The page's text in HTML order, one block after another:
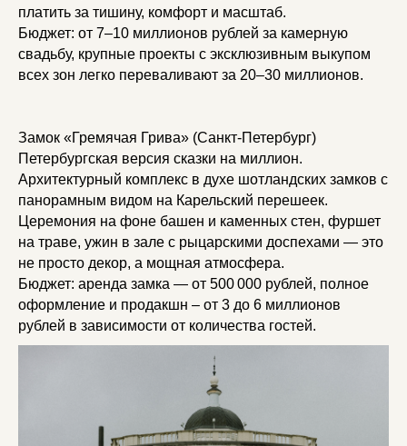
платить за тишину, комфорт и масштаб.
Бюджет: от 7–10 миллионов рублей за камерную
свадьбу, крупные проекты с эксклюзивным выкупом
всех зон легко переваливают за 20–30 миллионов.
Замок «Гремячая Грива» (Санкт-Петербург)
Петербургская версия сказки на миллион.
Архитектурный комплекс в духе шотландских замков с
панорамным видом на Карельский перешеек.
Церемония на фоне башен и каменных стен, фуршет
на траве, ужин в зале с рыцарскими доспехами — это
не просто декор, а мощная атмосфера.
Бюджет: аренда замка — от 500 000 рублей, полное
оформление и продакшн – от 3 до 6 миллионов
рублей в зависимости от количества гостей.